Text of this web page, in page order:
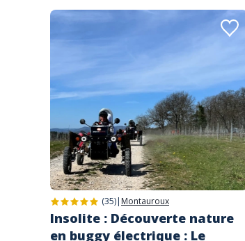
(35)| Montauroux
Insolite : Découverte nature
en buggy électrique : Le